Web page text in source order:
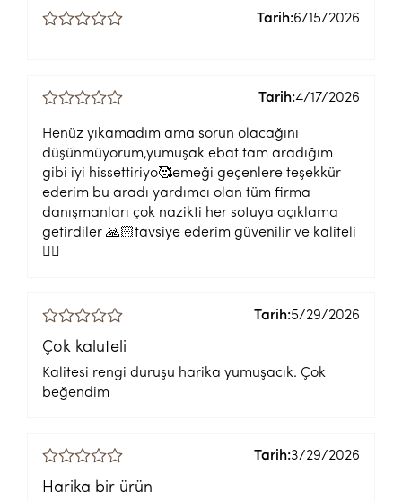
Tarih:6/15/2026
Tarih:4/17/2026
Henüz yıkamadım ama sorun olacağını
düşünmüyorum,yumuşak ebat tam aradığım
gibi iyi hissettiriyo🥰emeği geçenlere teşekkür
ederim bu aradı yardımcı olan tüm firma
danışmanları çok nazikti her sotuya açıklama
getirdiler 🙏🏻tavsiye ederim güvenilir ve kaliteli
👍🏻
Tarih:5/29/2026
Çok kaluteli
Kalitesi rengi duruşu harika yumuşacık. Çok
beğendim
Tarih:3/29/2026
Harika bir ürün